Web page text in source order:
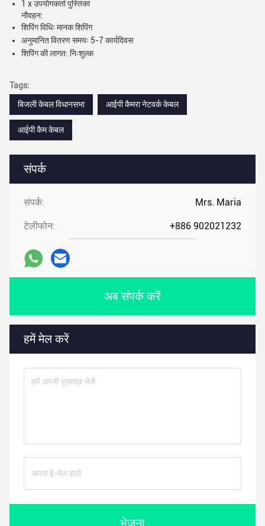
संपर्क
संपर्क: Mrs. Maria
टेलीफोन: +886 902021232
अब संपर्क करें
हमें मेल करें
भेजना
1 x उपयोगकर्ता पुस्तिका
नौवहन:
शिपिंग विधिः मानक शिपिंग
अनुमानित वितरण समयः 5-7 कार्यदिवस
शिपिंग की लागत: निःशुल्क
Tags:
बिजली केबल विधानसभा
आईपी कैमरा नेटवर्क केबल
आईपी कैम केबल